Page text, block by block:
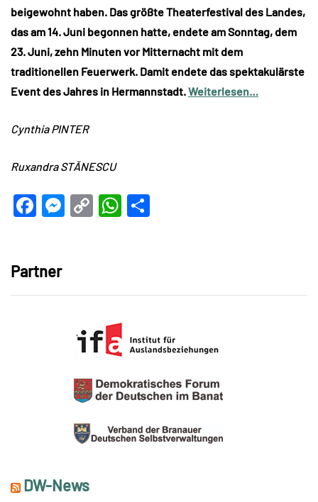
beigewohnt haben. Das größte Theaterfestival des Landes,
das am 14. Juni begonnen hatte, endete am Sonntag, dem
23. Juni, zehn Minuten vor Mitternacht mit dem
traditionellen Feuerwerk. Damit endete das spektakulärste
Event des Jahres in Hermannstadt.Weiterlesen…
Cynthia PINTER
Ruxandra STĂNESCU
Facebook
Messenger
CopyWhatsApp
Partner
DW-News